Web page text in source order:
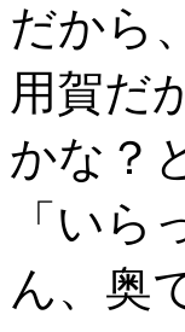
だから
用賀だ
かな？
「い
ん、奥